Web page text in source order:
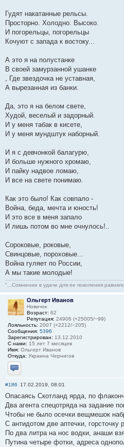
Гудят накатанные рельсы.
Просторно. Холодно. Высоко.
И погорельцы, погорельцы
Кочуют с запада к востоку...
А это я на полустанке
В своей замурзанной ушанке
, Где звездочка не уставная,
А вырезанная из банки.
Да, это я на белом свете,
Худой, веселый и задорный.
И у меня табак в кисете,
И у меня мундштук наборный.
И я с девчонкой балагурю,
И больше нужного хромаю,
И пайку надвое ломаю,
И все на свете понимаю.
Как это было! Как совпало -
Война, беда, мечта и юность!
И это все в меня запало
И лишь потом во мне очнулось!..
Сороковые, роковые,
Свинцовые, пороховые...
Война гуляет по России,
А мы такие молодые!
"...Сомнение в удаче для ее поколения
Ольгерт Иванов
Новичок
Возраст: 62
Репутация: 24906 (+25005/−99)
Лояльность: 2007 (+2212/−205)
Сообщения: 5396
Зарегистрирован: 13.12.2010
С нами: 15 лет 7 месяцев
Имя: Ольгерт Иванов
Откуда: Украина Чернигов
Отправить личное сообщение
#186 17.02.2019, 08:01
Опасаясь Скотланд ярда, по
Два агента спецотряда на задание
Чтобы не было осечки вещмешок
С антидотом две аптечки, горсточку
По два литра на нос водки, анаши
Путина четыре фотки, адреса